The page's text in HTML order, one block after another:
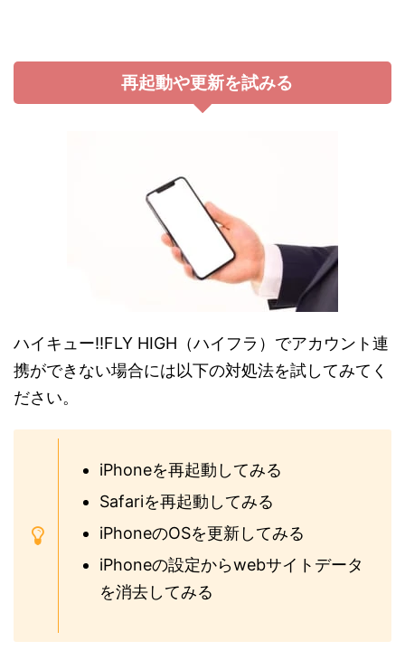
再起動や更新を試みる
ハイキュー!!FLY HIGH（ハイフラ）でアカウント連
携ができない場合には以下の対処法を試してみてく
ださい。
iPhoneを再起動してみる
Safariを再起動してみる
iPhoneのOSを更新してみる
iPhoneの設定からwebサイトデータ
を消去してみる